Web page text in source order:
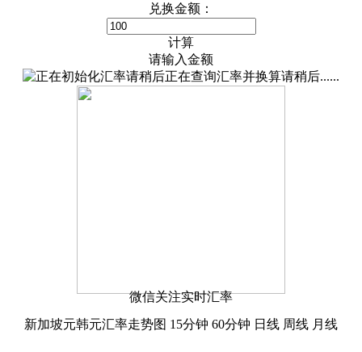
兑换金额：
计算
请输入金额
正在查询汇率并换算请稍后......
微信关注实时汇率
新加坡元韩元汇率走势图 15分钟 60分钟 日线 周线 月线